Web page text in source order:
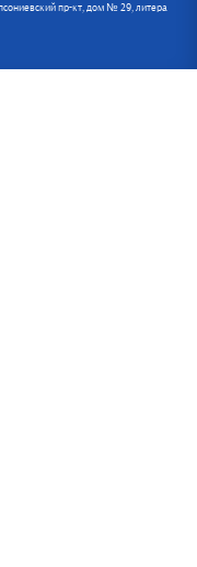
пр-кт, дом № 29, литера